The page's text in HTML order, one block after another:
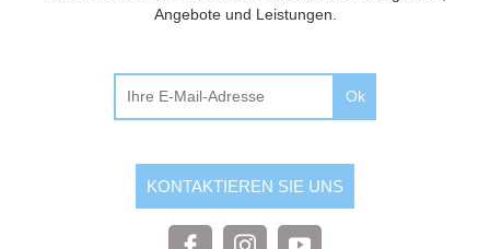
Angebote und Leistungen.
Ok
KONTAKTIEREN SIE UNS